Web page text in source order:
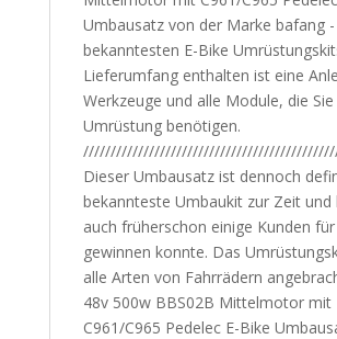
Umbausatz von der Marke bafang
bekanntesten E-Bike
Lieferumfang enthalten ist eine
Werkzeuge und alle Module, die
Umrüstung benötigen.
Dieser Umbausatz ist dennoch
bekannteste Umbaukit zur Zeit und
auch früherschon einige Kunden
gewinnen konnte. Das
alle Arten von Fahrrädern
48v 500w BBS02B Mittelmotor mit
C961/C965 Pedelec E-Bike